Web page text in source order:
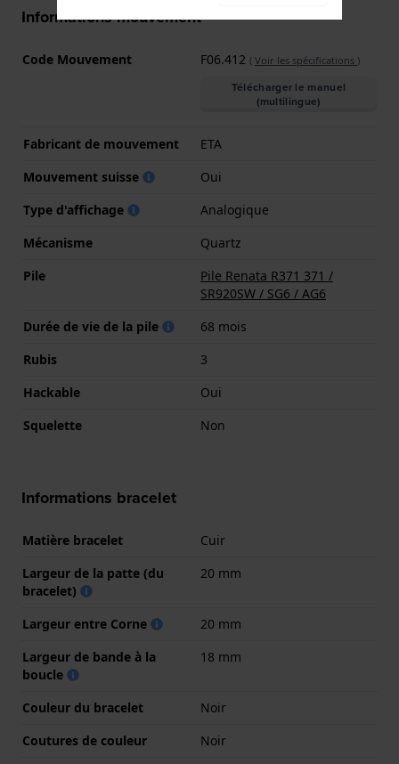
Informations mouvement
Code Mouvement F06.412 ( Voir les spécifications )
Télécharger le manuel
(multilingue)
Fabricant de mouvement
ETA
Mouvement suisse
Oui
Type d'affichage
Analogique
Mécanisme
Quartz
Pile
Pile Renata R371 371 /
SR920SW / SG6 / AG6
Durée de vie de la pile
68 mois
Rubis
3
Hackable
Oui
Squelette
Non
Informations bracelet
Matière bracelet
Cuir
Largeur de la patte (du
bracelet)
20 mm
Largeur entre Corne
20 mm
Largeur de bande à la
boucle
18 mm
Couleur du bracelet
Noir
Coutures de couleur
Noir